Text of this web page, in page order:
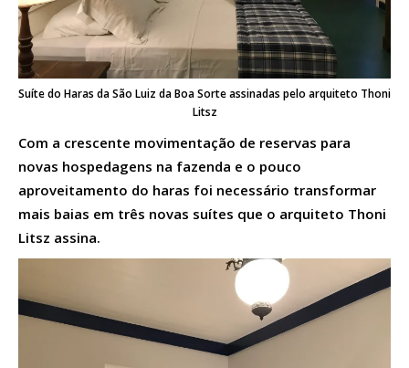
Suíte do Haras da São Luiz da Boa Sorte assinadas pelo arquiteto Thoni
Litsz
Com a crescente movimentação de reservas para
novas hospedagens na fazenda e o pouco
aproveitamento do haras foi necessário transformar
mais baias em três novas suítes que o arquiteto Thoni
Litsz assina.